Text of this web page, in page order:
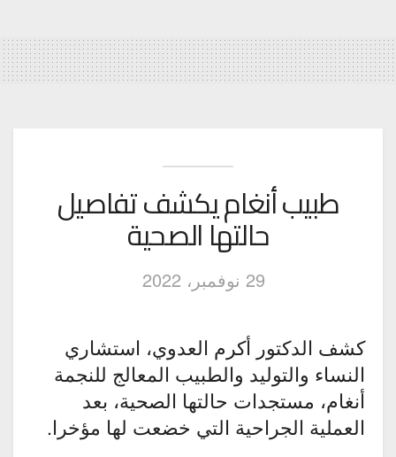
طبيب أنغام يكشف تفاصيل
حالتها الصحية
29 نوفمبر، 2022
كشف الدكتور أكرم العدوي، استشاري
النساء والتوليد والطبيب المعالج للنجمة
أنغام، مستجدات حالتها الصحية، بعد
العملية الجراحية التي خضعت لها مؤخرا.